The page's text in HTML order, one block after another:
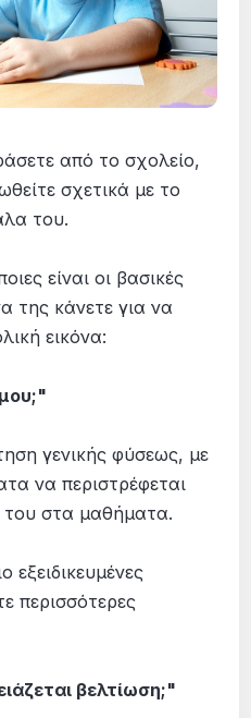
από το σχολείο,
σχετικά με το
του.
είναι οι βασικές
της κάνετε για να
εικόνα:
γενικής φύσεως, με
να περιστρέφεται
του στα μαθήματα.
εξειδικευμένες
περισσότερες
βελτίωση;"